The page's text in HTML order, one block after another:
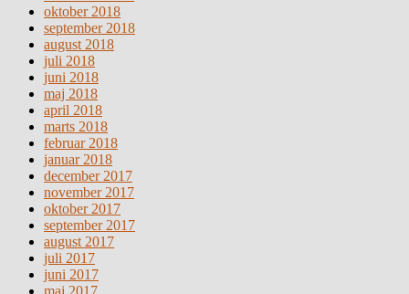
oktober 2018
september 2018
august 2018
juli 2018
juni 2018
maj 2018
april 2018
marts 2018
februar 2018
januar 2018
december 2017
november 2017
oktober 2017
september 2017
august 2017
juli 2017
juni 2017
maj 2017